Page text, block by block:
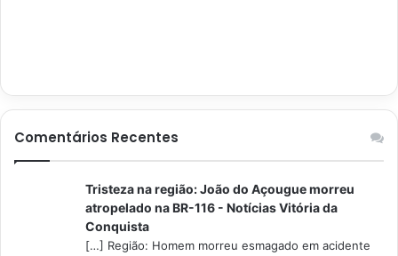
Comentários Recentes
Tristeza na região: João do Açougue morreu
atropelado na BR-116 - Notícias Vitória da
Conquista
[…] Região: Homem morreu esmagado em acidente